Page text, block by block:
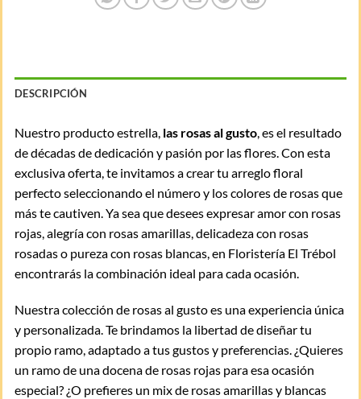
DESCRIPCIÓN
Nuestro producto estrella, las rosas al gusto , es el resultado
de décadas de dedicación y pasión por las flores. Con esta
exclusiva oferta, te invitamos a crear tu arreglo floral
perfecto seleccionando el número y los colores de rosas que
más te cautiven. Ya sea que desees expresar amor con rosas
rojas, alegría con rosas amarillas, delicadeza con rosas
rosadas o pureza con rosas blancas, en Floristería El Trébol
encontrarás la combinación ideal para cada ocasión.
Nuestra colección de rosas al gusto es una experiencia única
y personalizada. Te brindamos la libertad de diseñar tu
propio ramo, adaptado a tus gustos y preferencias. ¿Quieres
un ramo de una docena de rosas rojas para esa ocasión
especial? ¿O prefieres un mix de rosas amarillas y blancas